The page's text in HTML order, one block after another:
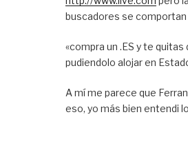
buscadores se comportan
«compra un .ES y te
pudiendolo alojar en
A mí me parece que
eso, yo más bien entendi